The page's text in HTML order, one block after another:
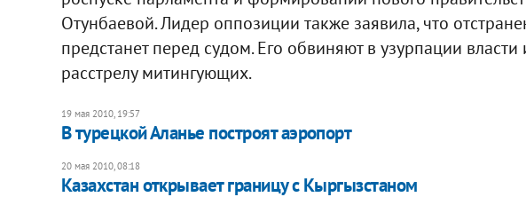
Отунбаевой. Лидер оппозиции также заявила, что
предстанет перед судом. Его обвиняют в узурпации
расстрелу митингующих.
19 мая 2010, 19:57
В турецкой Аланье построят аэропорт
20 мая 2010, 08:18
Казахстан открывает границу с Кыргызстаном